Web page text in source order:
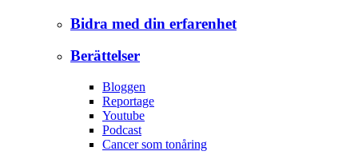
Bidra med din erfarenhet
Berättelser
Bloggen
Reportage
Youtube
Podcast
Cancer som tonåring